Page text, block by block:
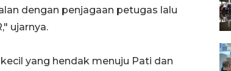
dengan penjagaan petugas lalu
ujarnya.
yang hendak menuju Pati dan